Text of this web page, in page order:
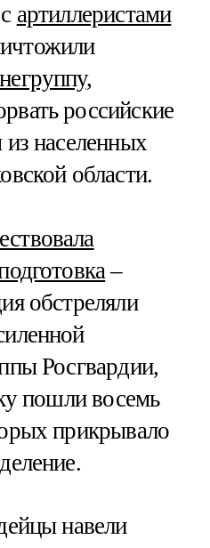
артиллеристами
,
российские
населенных
области.
–
обстреляли
Росгвардии,
пошли восемь
прикрывало
навели